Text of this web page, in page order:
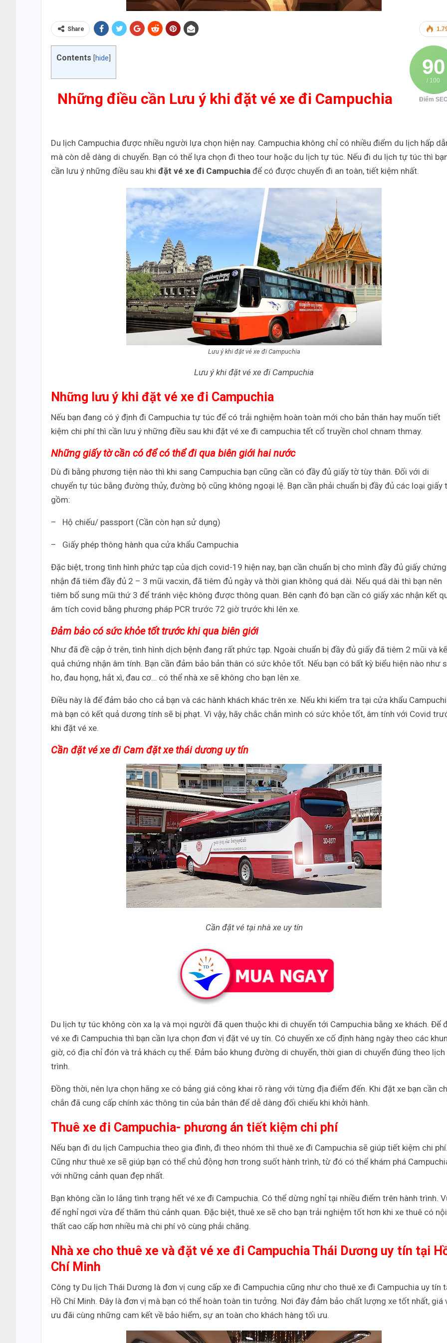
Share
90
/ 100
Điểm
Contents hide
Những điều cần Lưu ý khi đặt vé xe đi Campuchia
Du lịch Campuchia được nhiều người lựa chọn hiện nay. Campuchia không chỉ có nhiều điểm du lịch hấp
mà còn dễ dàng di chuyển. Bạn có thể lựa chọn đi theo tour hoặc du lịch tự túc. Nếu đi du lịch tự túc thì
cần lưu ý những điều sau khi đặt vé xe đi Campuchia để có được chuyến đi an toàn, tiết kiệm nhất.
Lưu ý khi đặt vé xe đi Campuchia
Lưu ý khi đặt vé xe đi Campuchia
Những lưu ý khi đặt vé xe đi Campuchia
Nếu bạn đang có ý định đi Campuchia tự túc để có trải nghiệm hoàn toàn mới cho bản thân hay muốn tiết
kiệm chi phí thì cần lưu ý những điều sau khi đặt vé xe đi campuchia tết cổ truyền chol chnam thmay.
Những giấy tờ cần có để có thể đi qua biên giới hai nước
Dù đi bằng phương tiện nào thì khi sang Campuchia bạn cũng cần có đầy đủ giấy tờ tùy thân. Đối với di
chuyển tự túc bằng đường thủy, đường bộ cũng không ngoại lệ. Bạn cần phải chuẩn bị đầy đủ các loại giấy
gồm:
– Hộ chiếu/ passport (Cần còn hạn sử dụng)
– Giấy phép thông hành qua cửa khẩu Campuchia
Đặc biệt, trong tình hình phức tạp của dịch covid-19 hiện nay, bạn cần chuẩn bị cho mình đầy đủ giấy chứng
nhận đã tiêm đầy đủ 2 – 3 mũi vacxin, đã tiêm đủ ngày và thời gian không quá dài. Nếu quá dài thì bạn nên
tiêm bổ sung mũi thứ 3 để tránh việc không được thông quan. Bên cạnh đó bạn cần có giấy xác nhận kết
âm tích covid bằng phương pháp PCR trước 72 giờ trước khi lên xe.
Đảm bảo có sức khỏe tốt trước khi qua biên giới
Như đã đề cập ở trên, tình hình dịch bệnh đang rất phức tạp. Ngoài chuẩn bị đầy đủ giấy đã tiêm 2 mũi và
quả chứng nhận âm tính. Bạn cần đảm bảo bản thân có sức khỏe tốt. Nếu bạn có bất kỳ biểu hiện nào như
ho, đau họng, hắt xì, đau cơ… có thể nhà xe sẽ không cho bạn lên xe.
Điều này là để đảm bảo cho cả bạn và các hành khách khác trên xe. Nếu khi kiểm tra tại cửa khẩu
mà bạn có kết quả dương tính sẽ bị phạt. Vì vậy, hãy chắc chắn mình có sức khỏe tốt, âm tính với Covid
khi đặt vé xe.
Cần đặt vé xe đi Cam đặt xe thái dương uy tín
Cần đặt vé tại nhà xe uy tín
Du lịch tự túc không còn xa lạ và mọi người đã quen thuộc khi di chuyển tới Campuchia bằng xe khách. Để
vé xe đi Campuchia thì bạn cần lựa chọn đơn vị đặt vé uy tín. Có chuyến xe cố định hàng ngày theo các
giờ, có địa chỉ đón và trả khách cụ thể. Đảm bảo khung đường di chuyển, thời gian di chuyển đúng theo lịch
trình.
Đồng thời, nên lựa chọn hãng xe có bảng giá công khai rõ ràng với từng địa điểm đến. Khi đặt xe bạn cần
chắn đã cung cấp chính xác thông tin của bản thân để dễ dàng đối chiếu khi khởi hành.
Thuê xe đi Campuchia- phương án tiết kiệm chi phí
Nếu bạn đi du lịch Campuchia theo gia đình, đi theo nhóm thì thuê xe đi Campuchia sẽ giúp tiết kiệm chi phí.
Cũng như thuê xe sẽ giúp bạn có thể chủ động hơn trong suốt hành trình, từ đó có thể khám phá
với những cảnh quan đẹp nhất.
Bạn không cần lo lắng tình trạng hết vé xe đi Campuchia. Có thể dừng nghỉ tại nhiều điểm trên hành trình.
để nghỉ ngơi vừa để thăm thú cảnh quan. Đặc biệt, thuê xe sẽ cho bạn trải nghiệm tốt hơn khi xe thuê có nội
thất cao cấp hơn nhiều mà chi phí vô cùng phải chăng.
Nhà xe cho thuê xe và đặt vé xe đi Campuchia Thái Dương uy tín tại
Chí Minh
Công ty Du lịch Thái Dương là đơn vị cung cấp xe đi Campuchia cũng như cho thuê xe đi Campuchia uy tín
Hồ Chí Minh. Đây là đơn vị mà bạn có thể hoàn toàn tin tưởng. Nơi đây đảm bảo chất lượng xe tốt nhất, giá
ưu đãi cùng những cam kết về bảo hiểm, sự an toàn cho khách hàng tối ưu.